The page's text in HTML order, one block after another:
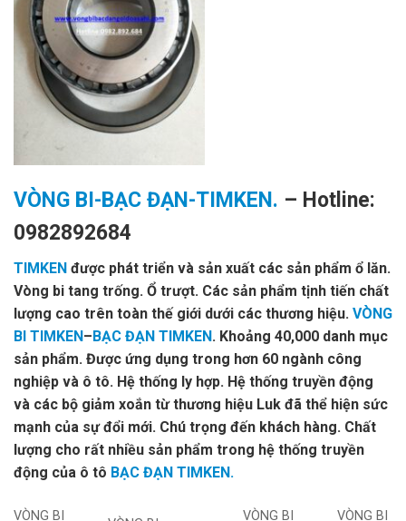
VÒNG BI-BẠC ĐẠN-TIMKEN. – Hotline:
0982892684
TIMKEN được phát triển và sản xuất các sản phẩm ổ lăn.
Vòng bi tang trống. Ổ trượt. Các sản phẩm tịnh tiến chất
lượng cao trên toàn thế giới dưới các thương hiệu. VÒNG
BI TIMKEN–BẠC ĐẠN TIMKEN. Khoảng 40,000 danh mục
sản phẩm. Được ứng dụng trong hơn 60 ngành công
nghiệp và ô tô. Hệ thống ly hợp. Hệ thống truyền động
và các bộ giảm xoắn từ thương hiệu Luk đã thể hiện sức
mạnh của sự đổi mới. Chú trọng đến khách hàng. Chất
lượng cho rất nhiều sản phẩm trong hệ thống truyền
động của ô tô BẠC ĐẠN TIMKEN.
VÒNG BI
VÒNG BI
VÒNG BI